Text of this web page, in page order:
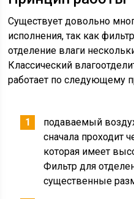
Существует довольно
исполнения, так как
отделение влаги
Классический
работает по следующему
подаваемый
сначала проходит
которая имеет
Фильтр для
существенные